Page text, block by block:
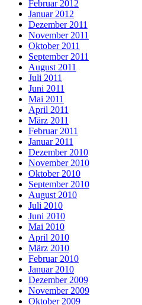
Februar 2012
Januar 2012
Dezember 2011
November 2011
Oktober 2011
September 2011
August 2011
Juli 2011
Juni 2011
Mai 2011
April 2011
März 2011
Februar 2011
Januar 2011
Dezember 2010
November 2010
Oktober 2010
September 2010
August 2010
Juli 2010
Juni 2010
Mai 2010
April 2010
März 2010
Februar 2010
Januar 2010
Dezember 2009
November 2009
Oktober 2009